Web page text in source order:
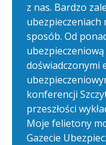
z nas. Bardzo
ubezpieczeniach
sposób. Od
doświadczonymi
konferencji
przeszłości
Moje felietony
Gazecie